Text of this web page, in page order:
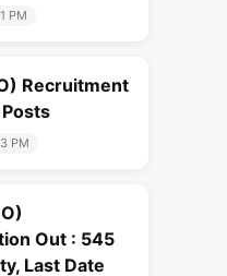
PM
Recruitment
PM
Out : 545
Last Date